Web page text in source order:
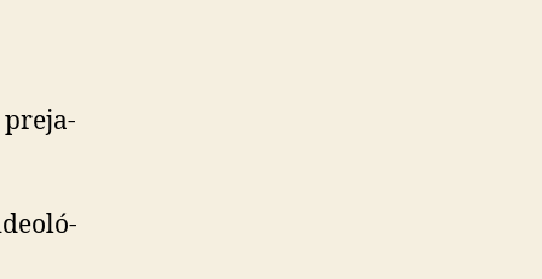
pre­ja­